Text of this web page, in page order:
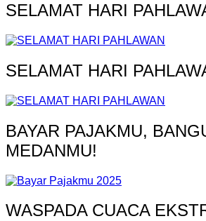
SELAMAT HARI
SELAMAT HARI
BAYAR PAJAKMU,
MEDANMU!
WASPADA CUACA